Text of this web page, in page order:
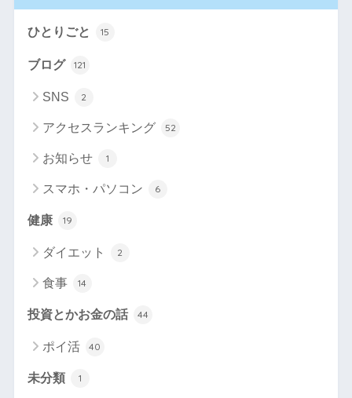
ひとりごと 15
ブログ 121
SNS 2
アクセスランキング 52
お知らせ 1
スマホ・パソコン 6
健康 19
ダイエット 2
食事 14
投資とかお金の話 44
ポイ活 40
未分類 1